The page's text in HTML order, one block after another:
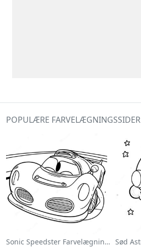
POPULÆRE FARVELÆGNINGSSIDER
Sonic Speedster Farvelægningsside